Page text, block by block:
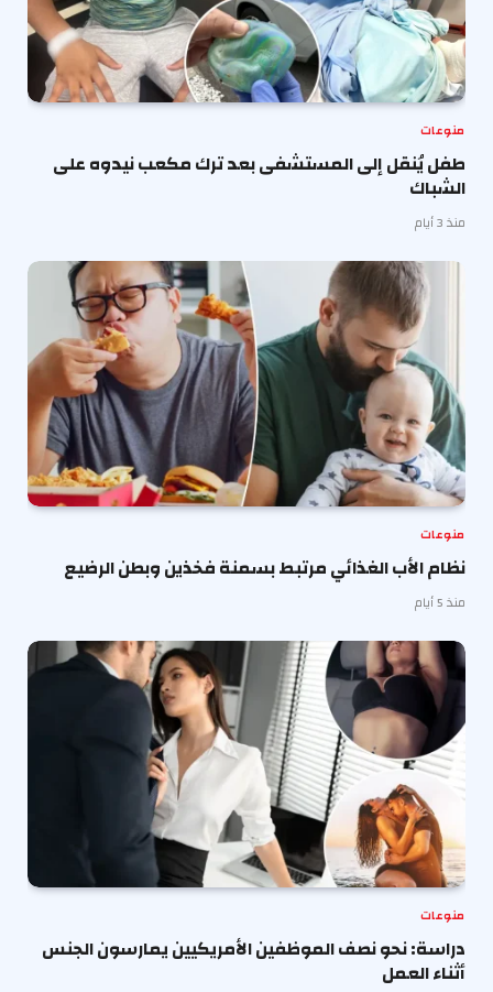
منوعات
طفل يُنقل إلى المستشفى بعد ترك مكعب نيدوه على
الشباك
منذ 3 أيام
منوعات
نظام الأب الغذائي مرتبط بسمنة فخذين وبطن الرضيع
منذ 5 أيام
منوعات
دراسة: نحو نصف الموظفين الأمريكيين يمارسون الجنس
أثناء العمل